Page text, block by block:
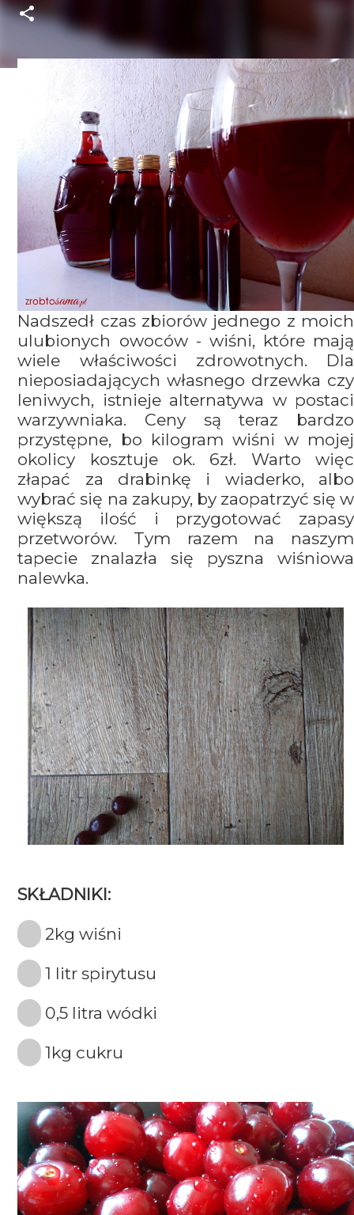
Nadszedł czas zbiorów jednego z moich
ulubionych owoców - wiśni, które mają
wiele właściwości zdrowotnych. Dla
nieposiadających własnego drzewka czy
leniwych, istnieje alternatywa w postaci
warzywniaka. Ceny są teraz bardzo
przystępne, bo kilogram wiśni w mojej
okolicy kosztuje ok. 6zł. Warto więc
złapać za drabinkę i wiaderko, albo
wybrać się na zakupy, by zaopatrzyć się w
większą ilość i przygotować zapasy
przetworów. Tym razem na naszym
tapecie znalazła się pyszna wiśniowa
nalewka.
SKŁADNIKI:
2kg wiśni
1 litr spirytusu
0,5 litra wódki
1kg cukru